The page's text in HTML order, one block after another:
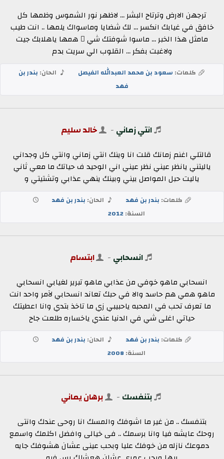
ترجهن الارض وترتاح البشر ... لاظهر نور الشموس وظمها كل
خافق في غيابك انكسر ... لك شضايا وماسواك يلمها .. انت طيب
مامثل هذا الخبر ... ماسوا شوفتك شي ٍ همها ياهلابك جيت
ولاغبت بفكر ... القلوب الي سريت بدم
كلمات: سعود بن محمد العبدالله الفيصل الحان: بندر بن
فهد
انتي زماني - خالد سليم
قالتلي اغنم زمانك قلت انا وينك انتي زماني وانتي كل وجداني
ياليتني يانظر عيني نظر عيني اني الوحيد ف حياتك ما معي ثاني
ياليت حبل المواصل بيني وبينك ينهي عذابي وتشتيتي و
كلمات: بندر بن فهد الحان: بندر بن فهد
السنة:2012
انسحابي - ابتسام
انسحابي ماهو خوفي من عذابي ماهو تبرير لغيابي انسحابي
ماهو همي هم حاسد والا في حبك تعاند انسحابي لآمر واحد انت
ما تعرف تحب في المحبه ياحبيبي زي ما تاخذ بتدي وانا اعطيتك
حياتي اغلى شي في الدنيا عندي ياخساره طلعت جاح
كلمات: بندر بن فهد الحان: بندر بن فهد
السنة:2008
بتنفسك - برهان يماني
بتنفسك .. من غير ما اشوفك والمسك انا روحى عندك وانتى
روحك عايشه فيا وانا برسمك .. فى خيالى وافضل اكلمك واسمع
دموعك نازله من خوفك عليا وبحب عينى عشان هشوفك جايه